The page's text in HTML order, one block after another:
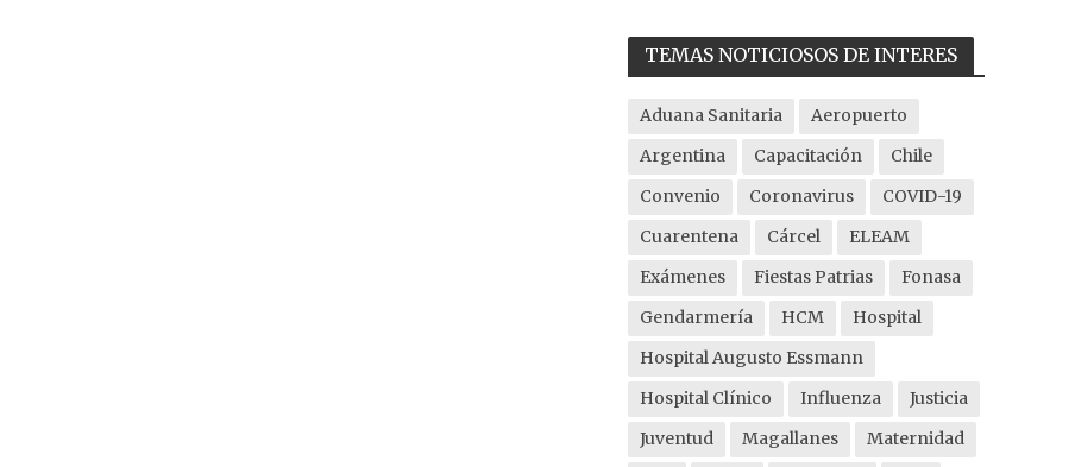
TEMAS NOTICIOSOS DE INTERES
Aduana Sanitaria
Aeropuerto
Argentina
Capacitación
Chile
Convenio
Coronavirus
COVID-19
Cuarentena
Cárcel
ELEAM
Exámenes
Fiestas Patrias
Fonasa
Gendarmería
HCM
Hospital
Hospital Augusto Essmann
Hospital Clínico
Influenza
Justicia
Juventud
Magallanes
Maternidad